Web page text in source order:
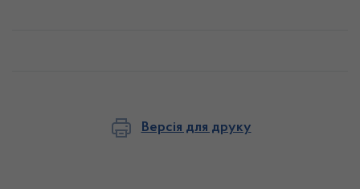
Версія для друку